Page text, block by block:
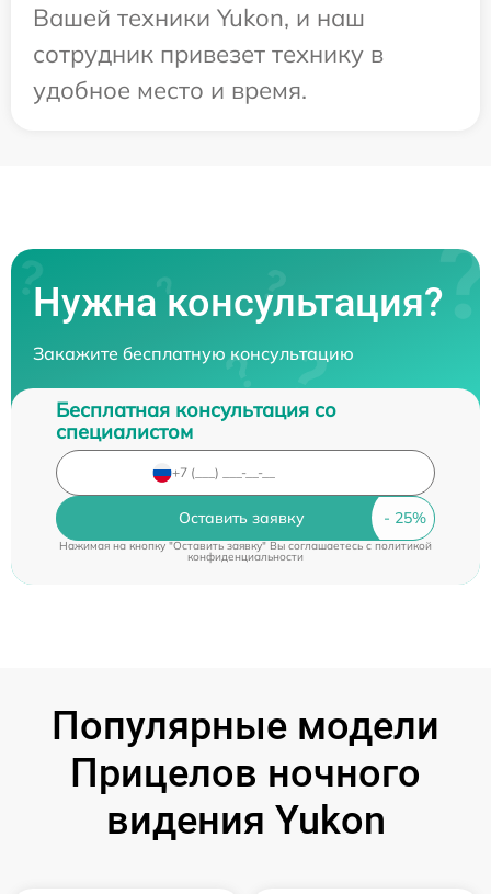
Вашей техники Yukon, и наш
сотрудник привезет технику в
удобное место и время.
Нужна консультация?
Закажите бесплатную консультацию
Бесплатная консультация со
специалистом
Оставить заявку
Нажимая на кнопку "Оставить заявку" Вы соглашаетесь cполитикой
конфиденциальности
Популярные модели
Прицелов ночного
видения Yukon